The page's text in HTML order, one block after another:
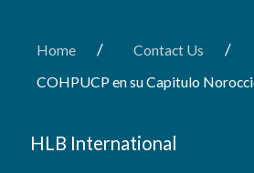
Home / Contact Us /
COHPUCP en su Capitulo
HLB International